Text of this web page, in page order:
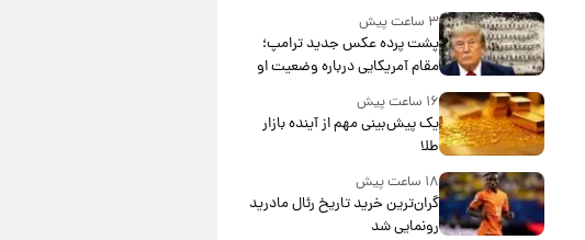
۳ ساعت پیش
پشت پرده عکس جدید ترامپ؛
مقام آمریکایی درباره وضعیت او
چه گفت؟
۱۶ ساعت پیش
یک پیش‌بینی مهم از آینده بازار
طلا
۱۸ ساعت پیش
گران‌ترین خرید تاریخ رئال مادرید
رونمایی شد